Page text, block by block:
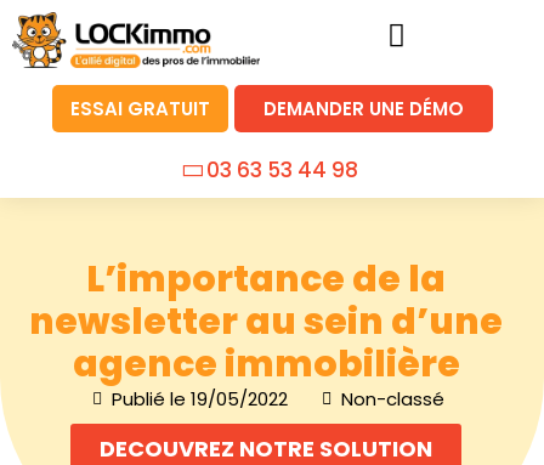
ESSAI GRATUIT DEMANDER UNE DÉMO
03 63 53 44 98
L’importance de la
newsletter au sein d’une
agence immobilière
Publié le 19/05/2022 Non-classé
DECOUVREZ NOTRE SOLUTION